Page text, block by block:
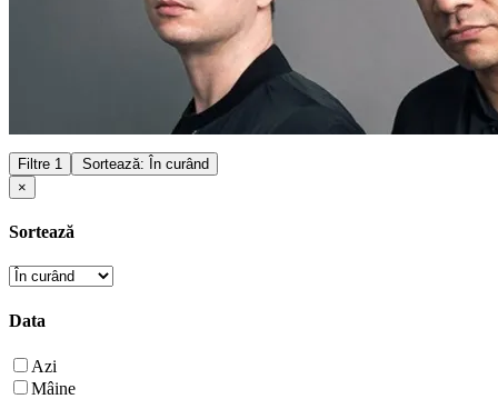
Filtre 1
Sortează: În curând
×
Sortează
Data
Azi
Mâine